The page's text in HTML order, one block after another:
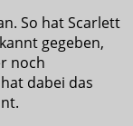
So hat Scarlett
gegeben,
noch
dabei das